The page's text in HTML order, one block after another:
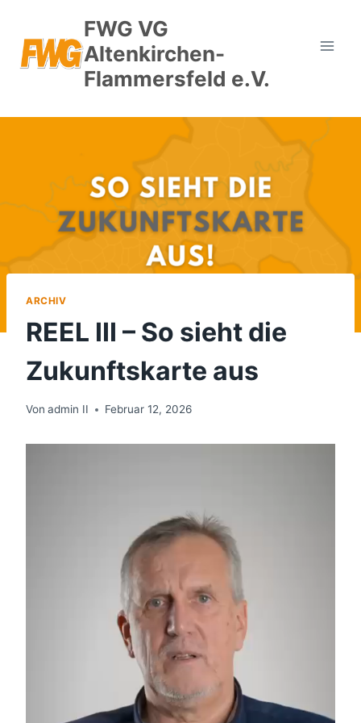
springen
FWG VG
Altenkirchen-
Flammersfeld e.V.
ARCHIV
REEL III – So sieht die
Zukunftskarte aus
Von admin II Februar 12, 2026